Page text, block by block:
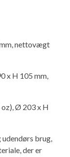
nettovægt
x H 105 mm,
oz), Ø 203 x H
brug,
der er